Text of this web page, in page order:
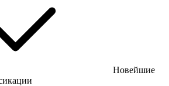
Новейшие